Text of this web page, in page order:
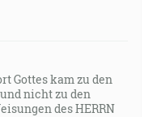
Gottes kam zu den
nicht zu den
des HERRN